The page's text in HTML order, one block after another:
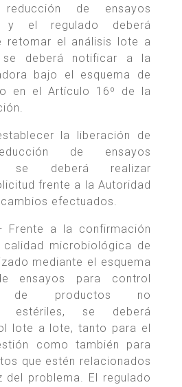
de ensayos
y el regulado deberá
retomar el análisis lote a
se deberá notificar a la
bajo el esquema de
en el Artículo 16º de la
la liberación de
de ensayos
se deberá realizar
frente a la Autoridad
efectuados.
Frente a la confirmación
microbiológica de
mediante el esquema
ensayos para control
de productos no
estériles, se deberá
lote a lote, tanto para el
como también para
que estén relacionados
del problema. El regulado